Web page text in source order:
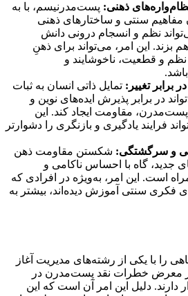
ذهنی: پست‌مدرنیسم، با به
سنتی و ساختارهای ذهنی
نظم و انسجام درونی دانش
بزند. این امر، می‌تواند برای ذهنِ
و قطعیت، ناخوشایند و
برابر تغییر: تمایل ذاتی انسان به ثبات
در برابر پذیرش ایده‌های نوین و
مقاومت ایجاد کند. این
فرایند یادگیری و بازنگری را دشوارتر
و سرگشتگی: شکستن مقاومت ذهن
جدید، گاه با احساس ناکامی و
است. این امر، به‌ویژه در افرادی که
فکری سنتی آموزش دیده‌اند، بیشتر به
را با یکی از رشته‌های مدیریت آغاز
معرض خطرات نقد پست‌مدرن در
دارند. دلیل این امر آن است که این